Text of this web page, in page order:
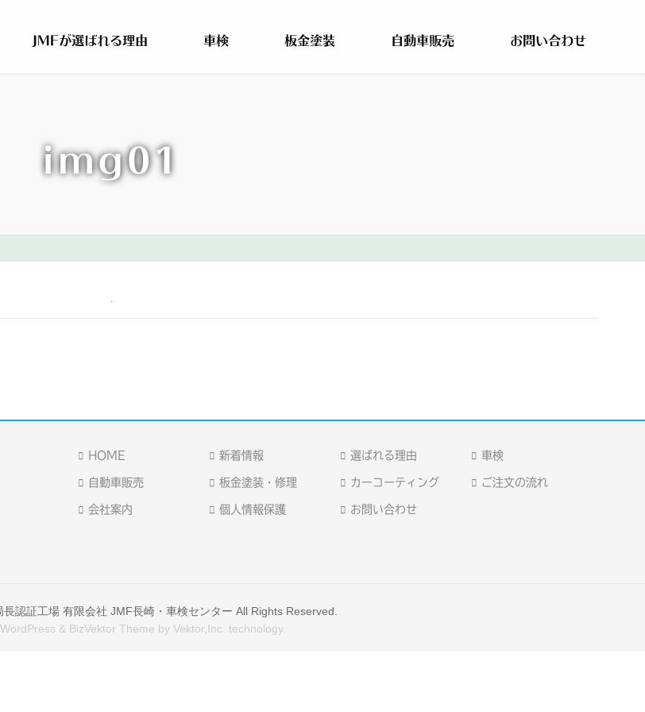
JMFが選ばれる理由 車検 板金塗装 自動車販売 お問い合わせ
img01
HOME 新着情報 選ばれる理由 車検
自動車販売 板金塗装・修理 カーコーティング ご注文の流れ
会社案内 個人情報保護 お問い合わせ
長認証工場 有限会社 JMF長崎・車検センター All Rights Reserved.
WordPress & BizVektor Theme by Vektor,Inc. technology.